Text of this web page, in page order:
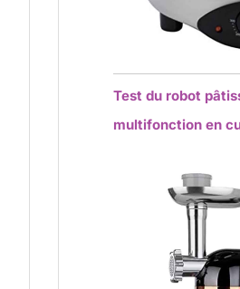
Test du robot
multifonction en